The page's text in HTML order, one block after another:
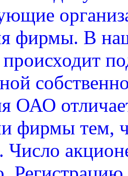
фирмы. В
происходит
ОАО
фирмы тем,
Число